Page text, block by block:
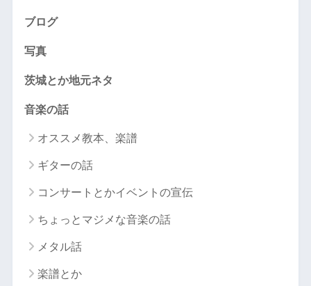
ブログ
写真
茨城とか地元ネタ
音楽の話
オススメ教本、楽譜
ギターの話
コンサートとかイベントの宣伝
ちょっとマジメな音楽の話
メタル話
楽譜とか